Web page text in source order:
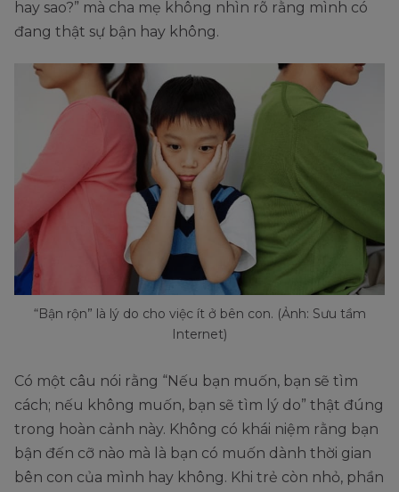
hay sao?” mà cha mẹ không nhìn rõ rằng mình có
đang thật sự bận hay không.
“Bận rộn” là lý do cho việc ít ở bên con. (Ảnh: Sưu tầm
Internet)
Có một câu nói rằng “Nếu bạn muốn, bạn sẽ tìm
cách; nếu không muốn, bạn sẽ tìm lý do” thật đúng
trong hoàn cảnh này. Không có khái niệm rằng bạn
bận đến cỡ nào mà là bạn có muốn dành thời gian
bên con của mình hay không. Khi trẻ còn nhỏ, phần